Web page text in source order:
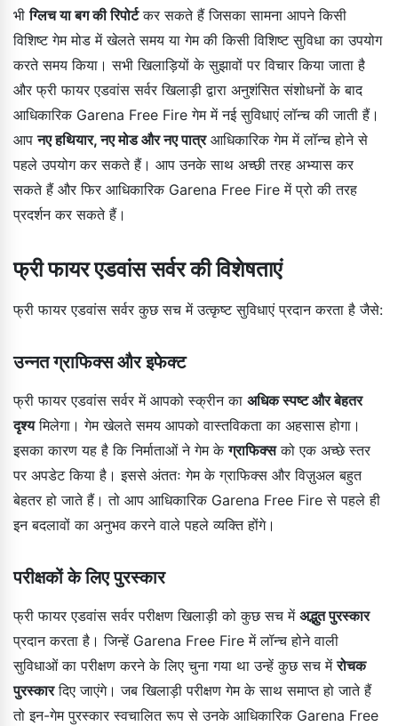
भीग्लिच या बग की रिपोर्टकर सकते हैं जिसका सामना आपने किसी
विशिष्ट गेम मोड में खेलते समय या गेम की किसी विशिष्ट सुविधा का उपयोग
करते समय किया। सभी खिलाड़ियों के सुझावों पर विचार किया जाता है
और फ्री फायर एडवांस सर्वर खिलाड़ी द्वारा अनुशंसित संशोधनों के बाद
आधिकारिक Garena Free Fire गेम में नई सुविधाएं लॉन्च की जाती हैं।
आपनए हथियार, नए मोड और नए पात्रआधिकारिक गेम में लॉन्च होने से
पहले उपयोग कर सकते हैं। आप उनके साथ अच्छी तरह अभ्यास कर
सकते हैं और फिर आधिकारिक Garena Free Fire में प्रो की तरह
प्रदर्शन कर सकते हैं।
फ्री फायर एडवांस सर्वर की विशेषताएं
फ्री फायर एडवांस सर्वर कुछ सच में उत्कृष्ट सुविधाएं प्रदान करता है जैसे:
उन्नत ग्राफिक्स और इफेक्ट
फ्री फायर एडवांस सर्वर में आपको स्क्रीन का अधिक स्पष्ट और बेहतर
दृश्यमिलेगा। गेम खेलते समय आपको वास्तविकता का अहसास होगा।
इसका कारण यह है कि निर्माताओं ने गेम केग्राफिक्सको एक अच्छे स्तर
पर अपडेट किया है। इससे अंततः गेम के ग्राफिक्स और विज़ुअल बहुत
बेहतर हो जाते हैं। तो आप आधिकारिक Garena Free Fire से पहले ही
इन बदलावों का अनुभव करने वाले पहले व्यक्ति होंगे।
परीक्षकों के लिए पुरस्कार
फ्री फायर एडवांस सर्वर परीक्षण खिलाड़ी को कुछ सच में अद्भुत पुरस्कार
प्रदान करता है। जिन्हें Garena Free Fire में लॉन्च होने वाली
सुविधाओं का परीक्षण करने के लिए चुना गया था उन्हें कुछ सच मेंरोचक
पुरस्कारदिए जाएंगे। जब खिलाड़ी परीक्षण गेम के साथ समाप्त हो जाते हैं
तो इन-गेम पुरस्कार स्वचालित रूप से उनके आधिकारिक Garena Free